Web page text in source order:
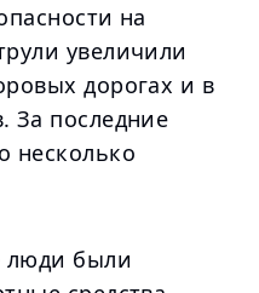
на
увеличили
дорогах и в
За последние
несколько
люди были